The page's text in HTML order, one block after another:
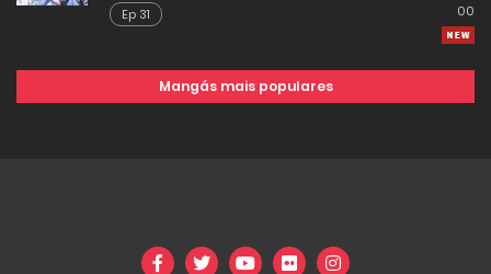
Ep 31 00
Mangás mais populares